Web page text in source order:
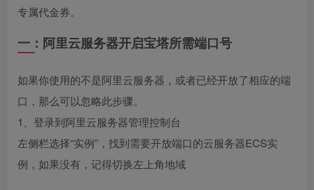
专属代金券。
一：阿里云服务器开启宝塔所需端口号
如果你使用的不是阿里云服务器，或者已经开放了相应的端
口，那么可以忽略此步骤。
1、登录到阿里云服务器管理控制台
左侧栏选择“实例”，找到需要开放端口的云服务器ECS实
例，如果没有，记得切换左上角地域